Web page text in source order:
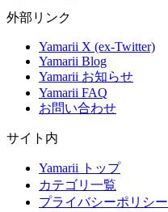
外部リンク
Yamarii X (ex-Twitter)
Yamarii Blog
Yamarii お知らせ
Yamarii FAQ
お問い合わせ
サイト内
Yamarii トップ
カテゴリ一覧
プライバシーポリシー